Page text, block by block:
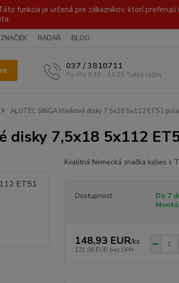
funkcia je určená pre zákazníkov, ktorí
RADAR BLOG
037 / 3810711
Po-Pia 9.30 - 14.00 *letný režim
ALUTEC SINGA hliníkové disky 7,5x18 5x112 ET51
disky 7,5x18 5x112
Kvalitná Nemecká značka kolies s
Dostupnosť
Do 7
148,93 EUR/ks
121,08 EUR bez DPH